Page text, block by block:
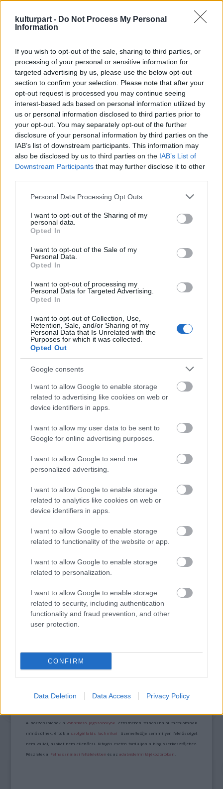
kulturpart - Do Not Process My Personal
Information
If you wish to opt-out of the sale, sharing to third parties, or
processing of your personal or sensitive information for
targeted advertising by us, please use the below opt-out
section to confirm your selection. Please note that after your
opt-out request is processed you may continue seeing
interest-based ads based on personal information utilized by
us or personal information disclosed to third parties prior to
your opt-out. You may separately opt-out of the further
disclosure of your personal information by third parties on the
IAB’s list of downstream participants. This information may
also be disclosed by us to third parties on the IAB’s List of
Downstream Participants that may further disclose it to other
Please note that this website/app uses one or more Google
not limited to your visit or usage behaviour. You may click to
grant or deny consent to Google and its third-party tags to
use your data for below specified purposes in below Google
consent section.
Personal Data Processing Opt Outs
I want to opt-out of the Sharing of my
personal data.
Opted In
I want to opt-out of the Sale of my
Personal Data.
Opted In
I want to opt-out of processing my
Personal Data for Targeted Advertising.
Opted In
I want to opt-out of Collection, Use,
Retention, Sale, and/or Sharing of my
Personal Data that Is Unrelated with the
Purposes for which it was collected.
Opted Out
Google consents
I want to allow Google to enable storage
related to advertising like cookies on web or
device identifiers in apps.
I want to allow my user data to be sent to
Google for online advertising purposes.
I want to allow Google to send me
personalized advertising.
I want to allow Google to enable storage
related to analytics like cookies on web or
device identifiers in apps.
I want to allow Google to enable storage
related to functionality of the website or app.
I want to allow Google to enable storage
related to personalization.
I want to allow Google to enable storage
related to security, including authentication
functionality and fraud prevention, and other
user protection.
CONFIRM
Data Deletion Data Access Privacy Policy
A fekete múmia átkacímű film elsőként az M1-
en lesz látható, várhatón jövő tavasszal. Idén
nyolc tévéfilm elkészítését támogatja a
médiahatóság, több mint hétszáz millió
forinttal.
Forrás:Hirado.hu
Film Rejtő Jenő
SZEMBE MERSZ NÉZNI AZZAL, AKIVÉ
ONE MORE LIKE: A MAGYAR SPORTDRÁMA, AMI
MEGHÓDÍTOTTA LAS VEGAST IS
NÉGY TITOKZATOS FŐHŐS EGY LAKÁSBAN -
A bejegyzés trackback címe:
https://kulturpart.hu/api/trackback/id/7935250
Kommentek:
A hozzászólások avonatkozó jogszabályok értelmében felhasználói tartalomnak
minősülnek, értük a szolgáltatás technikai üzemeltetője semmilyen felelősséget
nem vállal, azokat nem ellenőrzi. Kifogás esetén forduljon a blog szerkesztőjéhez.
Részletek a Felhasználási feltételekben és azadatvédelmi tájékoztatóban